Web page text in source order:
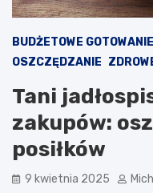
BUDŻETOWE GOTOWANIE
OSZCZĘDZANIE
Tani
zakupów:
posiłków
9 kwietnia 2025